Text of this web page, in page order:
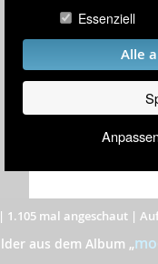
Essenziell
Alle
| 1.105 mal angeschaut |
aus dem Album „